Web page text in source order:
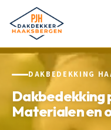
DAKBEDEKKING
Dakbedekking
Materialen en